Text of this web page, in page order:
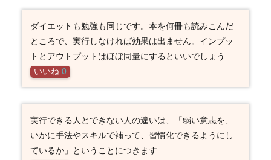
ダイエットも勉強も同じです。本を何冊も読みこんだ
ところで、実行しなければ効果は出ません。インプッ
トとアウトプットはほぼ同量にするといいでしょう
いいね 0
実行できる人とできない人の違いは、「弱い意志を、
いかに手法やスキルで補って、習慣化できるようにし
ているか」ということにつきます